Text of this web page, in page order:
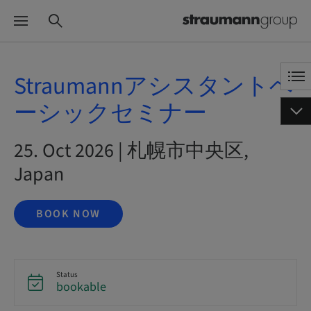
Straumannアシスタントベ
ーシックセミナー
25. Oct 2026 | 札幌市中央区,
Japan
BOOK NOW
Status
bookable